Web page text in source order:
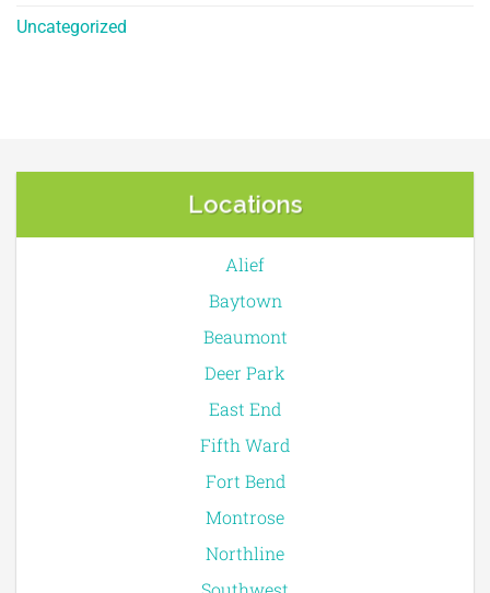
Uncategorized
Locations
Alief
Baytown
Beaumont
Deer Park
East End
Fifth Ward
Fort Bend
Montrose
Northline